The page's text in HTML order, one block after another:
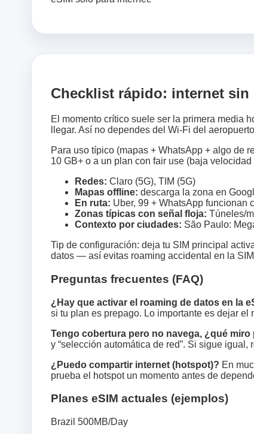
Checklist rápido: internet sin
El momento crítico suele ser la primera media
llegar. Así no dependes del Wi‑Fi del
Para uso típico (mapas + WhatsApp + algo de
10 GB+ o a un plan con fair use (baja velocidad
Redes: Claro (5G), TIM (5G)
Mapas offline: descarga la zona en
En ruta: Uber, 99 + WhatsApp
Zonas típicas con señal floja: Túneles/
Contexto por ciudades: São Paulo:
Tip de configuración: deja tu SIM principal
datos — así evitas roaming accidental en la
Preguntas frecuentes (FAQ)
¿Hay que activar el roaming de datos en la
si tu plan es prepago. Lo importante es dejar
Tengo cobertura pero no navega, ¿qué miro
y “selección automática de red”. Si sigue
¿Puedo compartir internet (hotspot)? En
prueba el hotspot un momento antes de
Planes eSIM actuales (ejemplos)
Brazil 500MB/Day